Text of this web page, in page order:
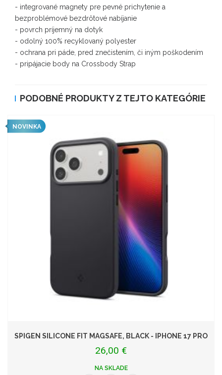
- integrované magnety pre pevné prichytenie a
bezproblémové bezdrôtové nabíjanie
- povrch príjemný na dotyk
- odolný 100% recyklovaný polyester
- ochrana pri páde, pred znečistením, či iným poškodením
- pripájacie body na Crossbody Strap
PODOBNÉ PRODUKTY Z TEJTO KATEGÓRIE
NOVINKA
SPIGEN SILICONE FIT MAGSAFE, BLACK - IPHONE 17 PRO
26,00 €
NA SKLADE